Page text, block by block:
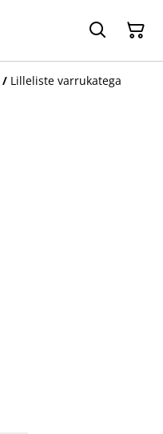
/ Lilleliste varrukatega